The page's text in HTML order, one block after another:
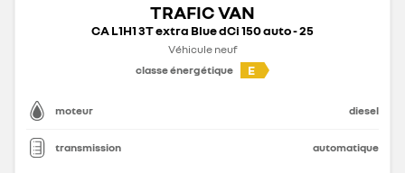
TRAFIC VAN
CA L1H1 3T extra Blue dCi 150 auto - 25
Véhicule neuf
classe énergétique
E
moteur diesel
transmission automatique